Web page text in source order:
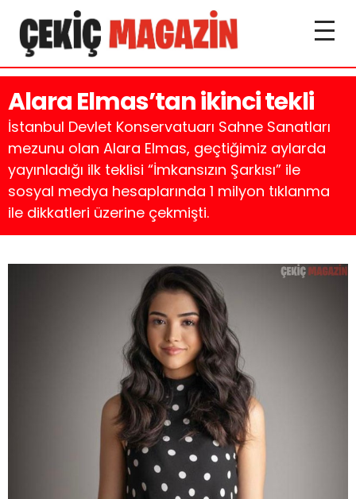
Alara Elmas’tan ikinci tekli
İstanbul Devlet Konservatuarı Sahne Sanatları
mezunu olan Alara Elmas, geçtiğimiz aylarda
yayınladığı ilk teklisi “İmkansızın Şarkısı” ile
sosyal medya hesaplarında 1 milyon tıklanma
ile dikkatleri üzerine çekmişti.